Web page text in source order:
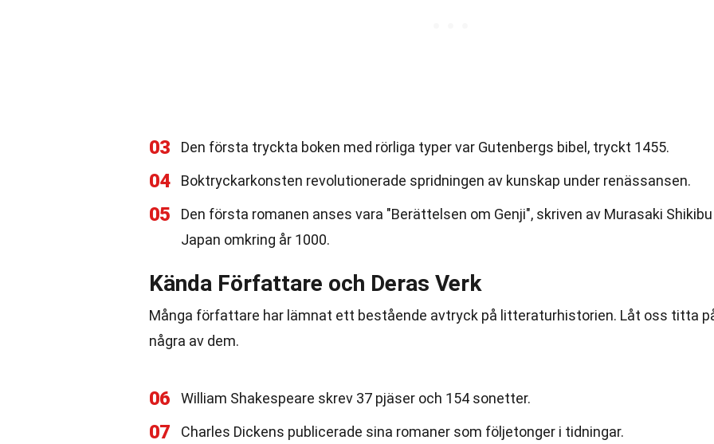
03 Den första tryckta boken med rörliga typer var Gutenbergs bibel, tryckt 1455.
04 Boktryckarkonsten revolutionerade spridningen av kunskap under renässansen.
05
Den första romanen anses vara "Berättelsen om Genji", skriven av Murasaki
Japan omkring år 1000.
Kända Författare och Deras Verk
Många författare har lämnat ett bestående avtryck på litteraturhistorien. Låt oss titta
några av dem.
06 William Shakespeare skrev 37 pjäser och 154 sonetter.
07 Charles Dickens publicerade sina romaner som följetonger i tidningar.